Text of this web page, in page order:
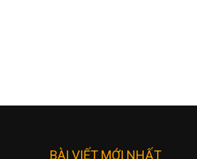
BÀI VIẾT MỚI NHẤT